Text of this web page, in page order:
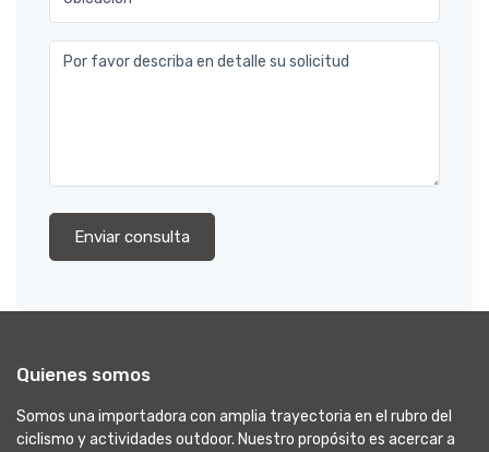
Por favor describa en detalle su solicitud
Enviar consulta
Quienes somos
Somos una importadora con amplia trayectoria en el rubro del
ciclismo y actividades outdoor. Nuestro propósito es acercar a